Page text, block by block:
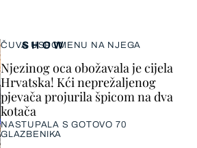
SHOW
ČUVA USPOMENU NA NJEGA
Njezinog oca obožavala je cijela
Hrvatska! Kći neprežaljenog
pjevača projurila špicom na dva
kotača
NASTUPALA S GOTOVO 70
GLAZBENIKA